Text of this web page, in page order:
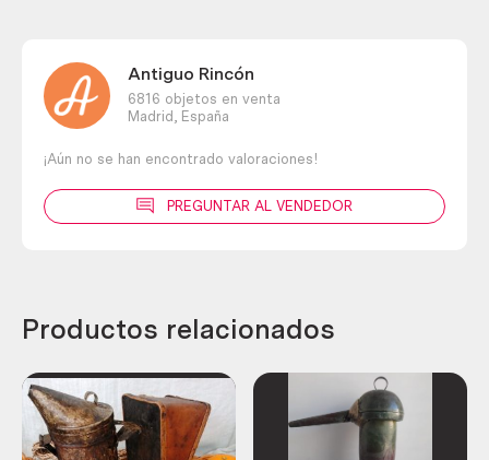
Antiguo Rincón
6816 objetos en venta
Madrid,
España
¡Aún no se han encontrado valoraciones!
PREGUNTAR AL VENDEDOR
Productos relacionados